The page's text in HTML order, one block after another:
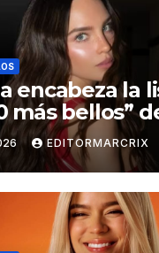
encabeza la
más bellos”
en Español
EDITORMARCRIX